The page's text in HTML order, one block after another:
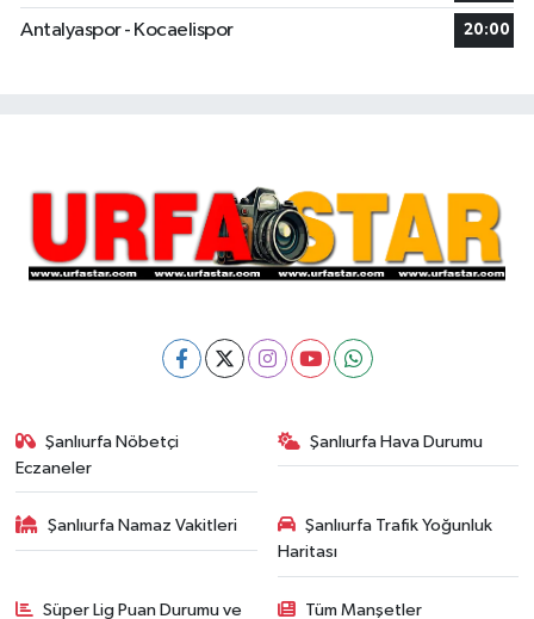
Antalyaspor - Kocaelispor 20:00
Şanlıurfa Nöbetçi
Eczaneler
Şanlıurfa Hava Durumu
Şanlıurfa Namaz Vakitleri
Şanlıurfa Trafik Yoğunluk
Haritası
Süper Lig Puan Durumu ve Tüm Manşetler